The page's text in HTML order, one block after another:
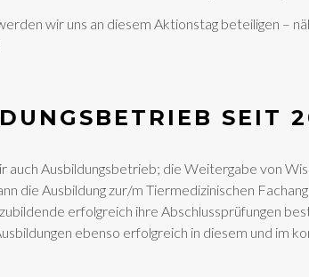
wir uns an diesem Aktionstag beteiligen –
SEIT
auch Ausbildungsbetrieb; die Weitergabe von
die Ausbildung zur/m Tiermedizinischen
erfolgreich ihre Abschlussprüfungen
ebenso erfolgreich in diesem und im